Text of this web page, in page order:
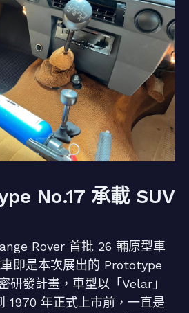
No.17 承載 SUV
Rover 首批 26 輛原型車
即是本次展出的 Prototype
研發計畫，車型以「Velar」
1970 年正式上市前，一直是